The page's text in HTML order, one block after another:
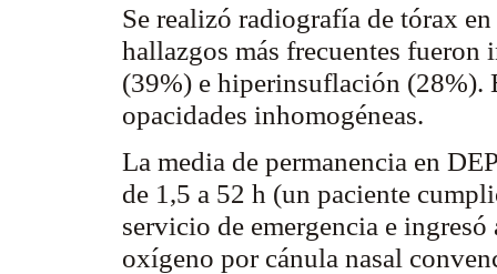
Se realizó radiografía de tórax
hallazgos más frecuentes
(39%) e hiperinsuflación (28%).
opacidades inhomogéneas.
La media de permanencia en
de 1,5 a 52 h (un paciente
servicio de emergencia e
oxígeno por cánula nasal